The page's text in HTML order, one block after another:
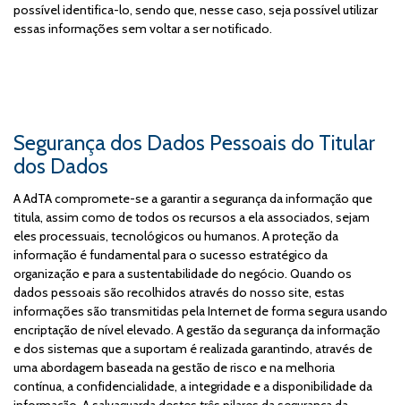
possível identifica-lo, sendo que, nesse caso, seja possível utilizar
essas informações sem voltar a ser notificado.
Segurança dos Dados Pessoais do Titular
dos Dados
A AdTA compromete-se a garantir a segurança da informação que
titula, assim como de todos os recursos a ela associados, sejam
eles processuais, tecnológicos ou humanos. A proteção da
informação é fundamental para o sucesso estratégico da
organização e para a sustentabilidade do negócio. Quando os
dados pessoais são recolhidos através do nosso site, estas
informações são transmitidas pela Internet de forma segura usando
encriptação de nível elevado. A gestão da segurança da informação
e dos sistemas que a suportam é realizada garantindo, através de
uma abordagem baseada na gestão de risco e na melhoria
contínua, a confidencialidade, a integridade e a disponibilidade da